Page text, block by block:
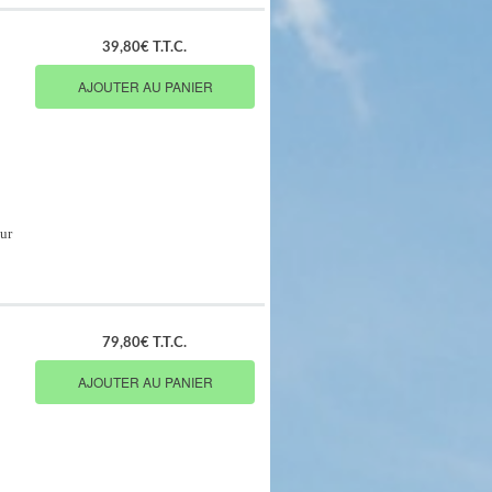
39,80€ T.T.C.
AJOUTER AU PANIER
79,80€ T.T.C.
AJOUTER AU PANIER